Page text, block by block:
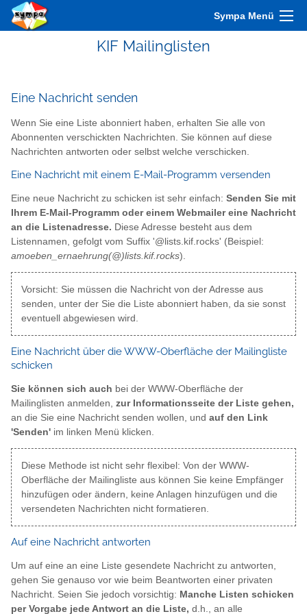
Sympa Menü
KIF Mailinglisten
Eine Nachricht senden
Wenn Sie eine Liste abonniert haben, erhalten Sie alle von
Abonnenten verschickten Nachrichten. Sie können auf diese
Nachrichten antworten oder selbst welche verschicken.
Eine Nachricht mit einem E-Mail-Programm versenden
Eine neue Nachricht zu schicken ist sehr einfach: Senden Sie mit
Ihrem E-Mail-Programm oder einem Webmailer eine Nachricht
an die Listenadresse. Diese Adresse besteht aus dem
Listennamen, gefolgt vom Suffix '@lists.kif.rocks' (Beispiel:
amoeben_ernaehrung(@)lists.kif.rocks).
Vorsicht: Sie müssen die Nachricht von der Adresse aus
senden, unter der Sie die Liste abonniert haben, da sie sonst
eventuell abgewiesen wird.
Eine Nachricht über die WWW-Oberfläche der Mailingliste
schicken
Sie können sich auch bei der WWW-Oberfläche der
Mailinglisten anmelden, zur Informationsseite der Liste gehen,
an die Sie eine Nachricht senden wollen, und auf den Link
'Senden' im linken Menü klicken.
Diese Methode ist nicht sehr flexibel: Von der WWW-
Oberfläche der Mailingliste aus können Sie keine Empfänger
hinzufügen oder ändern, keine Anlagen hinzufügen und die
versendeten Nachrichten nicht formatieren.
Auf eine Nachricht antworten
Um auf eine an eine Liste gesendete Nachricht zu antworten,
gehen Sie genauso vor wie beim Beantworten einer privaten
Nachricht. Seien Sie jedoch vorsichtig: Manche Listen schicken
per Vorgabe jede Antwort an die Liste, d.h., an alle